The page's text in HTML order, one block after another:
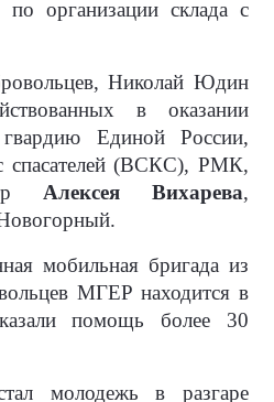
по организации склада с
Николай Юдин
в оказании
Единой России,
спасателей (ВСКС), РМК,
Алексея Вихарева,
Новогорный.
мобильная бригада из
МГЕР находится в
помощь более 30
молодежь в разгаре